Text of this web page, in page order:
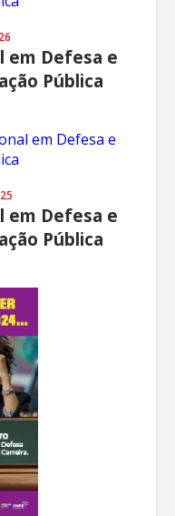
em Defesa e
Pública
em Defesa e
Pública